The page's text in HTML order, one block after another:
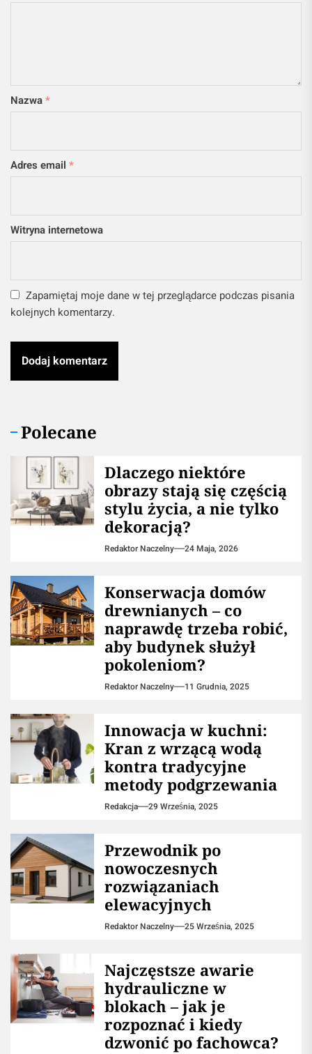
Nazwa*
Adres email *
Witryna internetowa
Zapamiętaj moje dane w tej przeglądarce podczas pisania
kolejnych komentarzy.
Polecane
Dlaczego niektóre
obrazy stają się częścią
stylu życia, a nie tylko
dekoracją?
Redaktor Naczelny 24 Maja, 2026
Konserwacja domów
drewnianych – co
naprawdę trzeba robić,
aby budynek służył
pokoleniom?
Redaktor Naczelny 11 Grudnia, 2025
Innowacja w kuchni:
Kran z wrzącą wodą
kontra tradycyjne
metody podgrzewania
Redakcja 29 Września, 2025
Przewodnik po
nowoczesnych
rozwiązaniach
elewacyjnych
Redaktor Naczelny 25 Września, 2025
Najczęstsze awarie
hydrauliczne w
blokach – jak je
rozpoznać i kiedy
dzwonić po fachowca?